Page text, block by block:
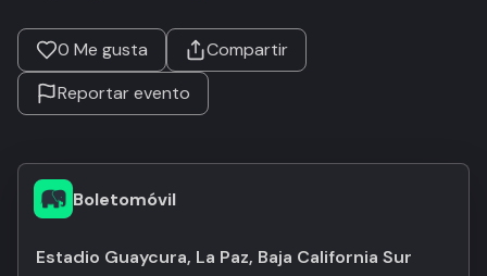
0 Me gusta
Compartir
Reportar evento
Boletomóvil
Estadio Guaycura, La Paz, Baja California Sur